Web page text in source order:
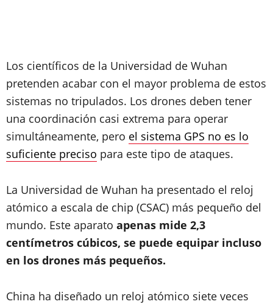
Los científicos de la Universidad de Wuhan
pretenden acabar con el mayor problema de estos
sistemas no tripulados. Los drones deben tener
una coordinación casi extrema para operar
simultáneamente, pero el sistema GPS no es lo
suficiente preciso para este tipo de ataques.
La Universidad de Wuhan ha presentado el reloj
atómico a escala de chip (CSAC) más pequeño del
mundo. Este aparato apenas mide 2,3
centímetros cúbicos, se puede equipar incluso
en los drones más pequeños.
China ha diseñado un reloj atómico siete veces